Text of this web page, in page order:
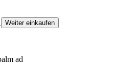
Weiter einkaufen
ad